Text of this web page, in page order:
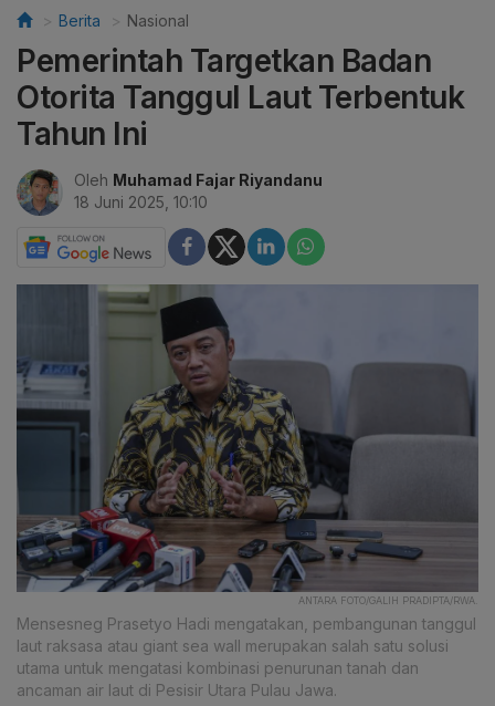
Berita Nasional
Pemerintah Targetkan Badan
Otorita Tanggul Laut Terbentuk
Tahun Ini
Oleh Muhamad Fajar Riyandanu
18 Juni 2025, 10:10
ANTARA FOTO/GALIH PRADIPTA/RWA.
Mensesneg Prasetyo Hadi mengatakan, pembangunan tanggul
laut raksasa atau giant sea wall merupakan salah satu solusi
utama untuk mengatasi kombinasi penurunan tanah dan
ancaman air laut di Pesisir Utara Pulau Jawa.